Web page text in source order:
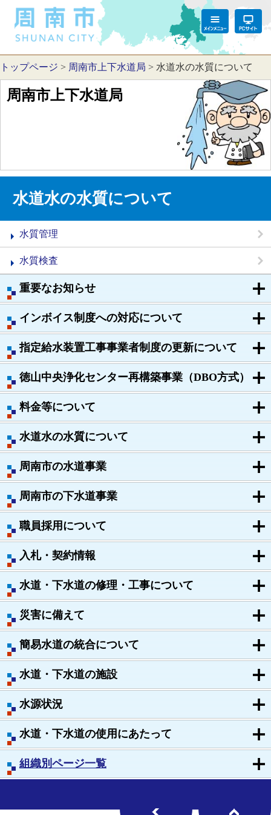
トップページ > 周南市上下水道局 > 水道水の水質について
周南市上下水道局
重要なお知らせ
インボイス制度への対応について
指定給水装置工事事業者制度の更新について
徳山中央浄化センター再構築事業（DBO方式）
料金等について
水道水の水質について
周南市の水道事業
周南市の下水道事業
職員採用について
入札・契約情報
水道・下水道の修理・工事について
災害に備えて
簡易水道の統合について
水道・下水道の施設
水源状況
水道・下水道の使用にあたって
組織別ページ一覧
水道水の水質について
水質管理
水質検査